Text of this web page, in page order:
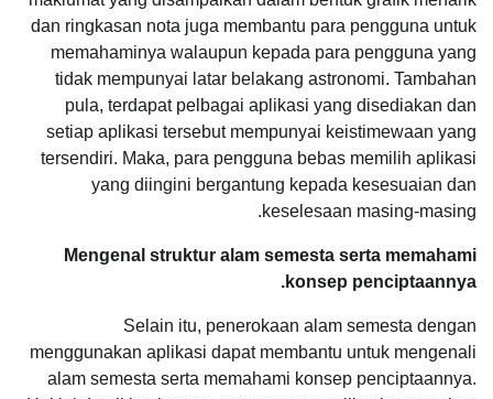
dan ringkasan nota juga membantu para pengguna untuk
memahaminya walaupun kepada para pengguna yang
tidak mempunyai latar belakang astronomi. Tambahan
pula, terdapat pelbagai aplikasi yang disediakan dan
setiap aplikasi tersebut mempunyai keistimewaan yang
tersendiri. Maka, para pengguna bebas memilih aplikasi
yang diingini bergantung kepada kesesuaian dan
keselesaan masing-masing.
Mengenal struktur alam semesta serta memahami
konsep penciptaannya.
Selain itu, penerokaan alam semesta dengan
menggunakan aplikasi dapat membantu untuk mengenali
alam semesta serta memahami konsep penciptaannya.